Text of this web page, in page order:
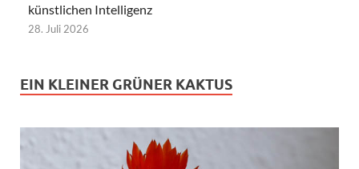
künstlichen Intelligenz
28. Juli 2026
EIN KLEINER GRÜNER KAKTUS